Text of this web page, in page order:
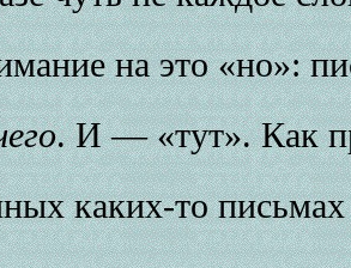
на это «но»:
. И — «тут». Как
каких-то